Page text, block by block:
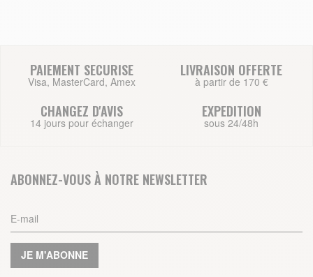
PAIEMENT SECURISE
Visa, MasterCard, Amex
LIVRAISON OFFERTE
à partir de 170 €
CHANGEZ D'AVIS
14 jours pour échanger
EXPEDITION
sous 24/48h
ABONNEZ-VOUS À NOTRE NEWSLETTER
JE M'ABONNE